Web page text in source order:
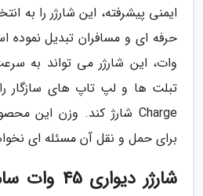
ایمنی پیشرفته، این شارژر را به
وات، این شارژر می تواند به
برای حمل و نقل آن مسئله ای